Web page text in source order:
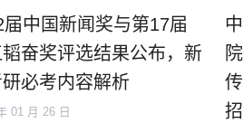
届中国新闻奖与第17届
奋奖评选结果公布，新
必考内容解析
01 月 26 日